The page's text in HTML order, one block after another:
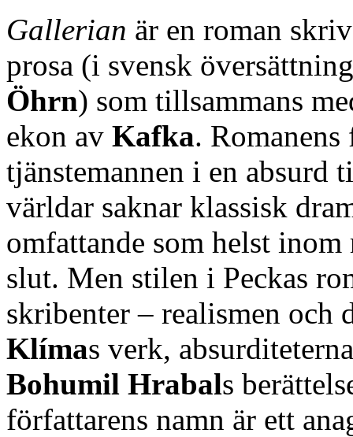
Gallerian är en roman
prosa (i svensk
Öhrn) som tillsammans
ekon av Kafka.
tjänstemannen i en
världar saknar klassisk
omfattande som helst
slut. Men stilen i Peckas
skribenter – realismen
Klímas verk,
Bohumil Hrabals
författarens namn är ett